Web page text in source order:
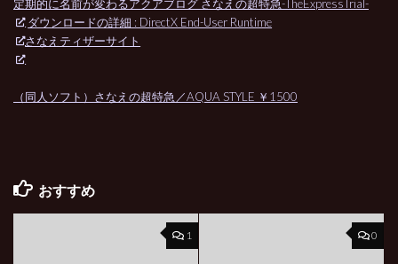
定期的に名前が変わるアクアブログ さなえの超特急-TheExpressTrial-
ダウンロードの詳細 : DirectX End-User Runtime
さなえティザーサイト
（同人ソフト）さなえの超特急／AQUA STYLE ￥1500
おすすめ
1 0